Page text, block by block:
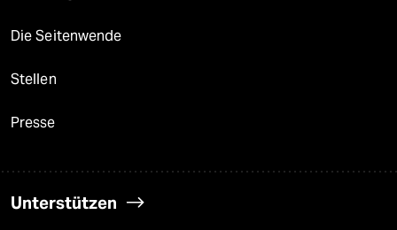
Die Seitenwende
Stellen
Presse
Unterstützen